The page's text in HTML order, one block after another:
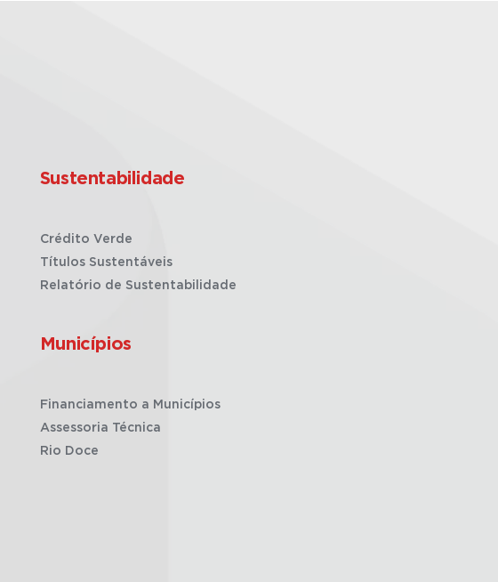
Sustentabilidade
Crédito Verde
Títulos Sustentáveis
Relatório de Sustentabilidade
Municípios
Financiamento a Municípios
Assessoria Técnica
Rio Doce